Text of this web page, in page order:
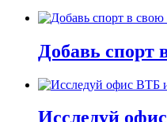
Добавь спорт
Исследуй